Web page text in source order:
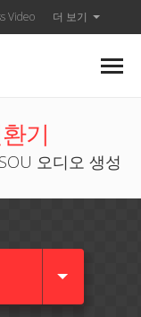
Video 더 보기
기
오디오 생성